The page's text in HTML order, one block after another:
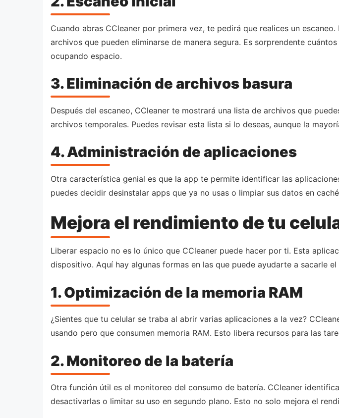
Cuando abras CCleaner por primera vez, te pedirá que realices un
archivos que pueden eliminarse de manera segura. Es sorprendente
ocupando espacio.
3. Eliminación de archivos basura
Después del escaneo, CCleaner te mostrará una lista de archivos que
archivos temporales. Puedes revisar esta lista si lo deseas, aunque la
4. Administración de aplicaciones
Otra característica genial es que la app te permite identificar las
puedes decidir desinstalar apps que ya no usas o limpiar sus datos en
Mejora el rendimiento de tu
Liberar espacio no es lo único que CCleaner puede hacer por ti. Esta
dispositivo. Aquí hay algunas formas en las que puede ayudarte a sacarle
1. Optimización de la memoria RAM
¿Sientes que tu celular se traba al abrir varias aplicaciones a la vez?
usando pero que consumen memoria RAM. Esto libera recursos para las
2. Monitoreo de la batería
Otra función útil es el monitoreo del consumo de batería. CCleaner
desactivarlas o limitar su uso en segundo plano. Esto no solo mejora el